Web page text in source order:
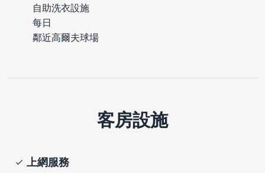
自助洗衣設施
每日
鄰近高爾夫球場
客房設施
上網服務